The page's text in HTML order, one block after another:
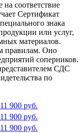
соответствие
Сертификат
знака
или услуг,
материалов.
правилам. Оно
соперников.
СДС
по
900 руб.
900 руб.
900 руб.